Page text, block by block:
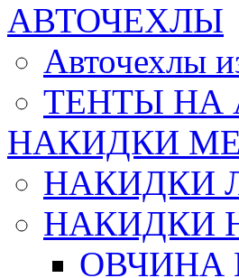
АВТОЧЕХЛЫ
Авточехлы
ТЕНТЫ НА
НАКИДКИ
НАКИДКИ
НАКИДКИ
ОВЧИНА